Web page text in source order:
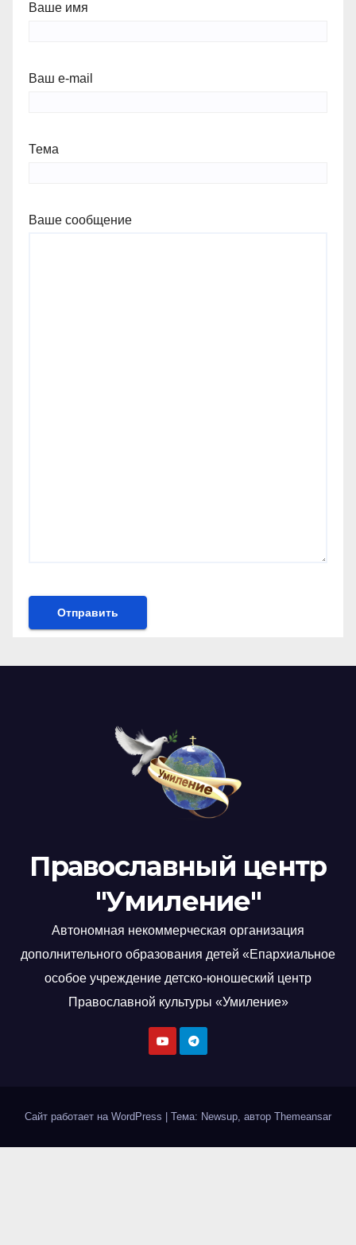
Ваше имя
Ваш e-mail
Тема
Ваше сообщение
Православный центр
"Умиление"
Автономная некоммерческая организация
дополнительного образования детей «Епархиальное
особое учреждение детско-юношеский центр
Православной культуры «Умиление»
Сайт работает на WordPress Тема: Newsup, автор Themeansar